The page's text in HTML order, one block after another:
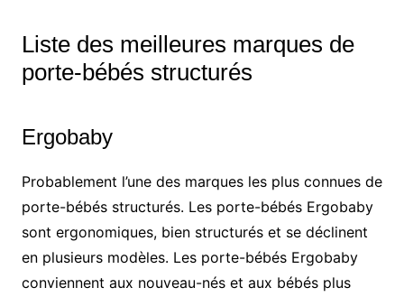
Liste des meilleures marques de
porte-bébés structurés
Ergobaby
Probablement l’une des marques les plus connues de
porte-bébés structurés. Les porte-bébés Ergobaby
sont ergonomiques, bien structurés et se déclinent
en plusieurs modèles. Les porte-bébés Ergobaby
conviennent aux nouveau-nés et aux bébés plus